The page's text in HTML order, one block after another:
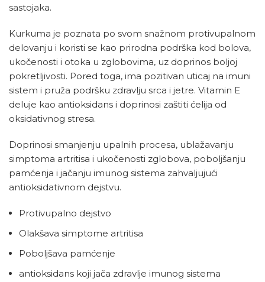
sastojaka.
Kurkuma je poznata po svom snažnom protivupalnom
delovanju i koristi se kao prirodna podrška kod bolova,
ukočenosti i otoka u zglobovima, uz doprinos boljoj
pokretljivosti. Pored toga, ima pozitivan uticaj na imuni
sistem i pruža podršku zdravlju srca i jetre. Vitamin E
deluje kao antioksidans i doprinosi zaštiti ćelija od
oksidativnog stresa.
Doprinosi smanjenju upalnih procesa, ublažavanju
simptoma artritisa i ukočenosti zglobova, poboljšanju
pamćenja i jačanju imunog sistema zahvaljujući
antioksidativnom dejstvu.
Protivupalno dejstvo
Olakšava simptome artritisa
Poboljšava pamćenje
antioksidans koji jača zdravlje imunog sistema